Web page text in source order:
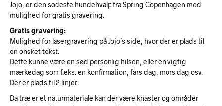
Jojo, er den sødeste hundehvalp fra Spring Copenhagen med
mulighed for gratis gravering.
Gratis gravering:
Mulighed for lasergravering på Jojo’s side, hvor der er plads til
en ønsket tekst.
Dette kunne være en sød personlig hilsen, eller en vigtig
mærkedag som f.eks. en konfirmation, fars dag, mors dag osv.
Der er plads til 2 linjer.
Da træ er et naturmateriale kan der være knaster og områder